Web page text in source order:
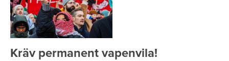
Kräv permanent vapenvila!